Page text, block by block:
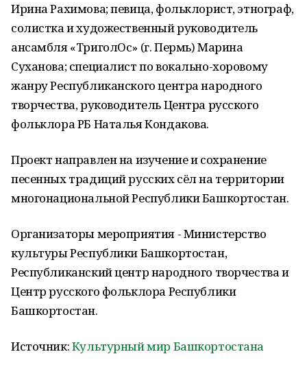
Ирина Рахимова; певица, фольклорист, этнограф,
солистка и художественный руководитель
ансамбля «ТриголОс» (г. Пермь) Марина
Суханова; специалист по вокально-хоровому
жанру Республиканского центра народного
творчества, руководитель Центра русского
фольклора РБ Наталья Кондакова.
Проект направлен на изучение и сохранение
песенных традиций русских сёл на территории
многонациональной Республики Башкортостан.
Организаторы мероприятия - Министерство
культуры Республики Башкортостан,
Республиканский центр народного творчества и
Центр русского фольклора Республики
Башкортостан.
Источник:Культурный мир Башкортостана